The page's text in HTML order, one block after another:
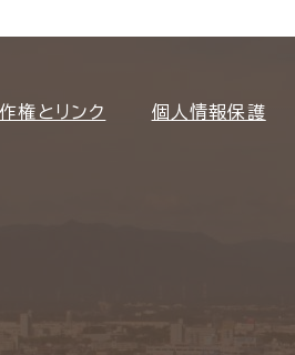
権とリンク 個人情報保護